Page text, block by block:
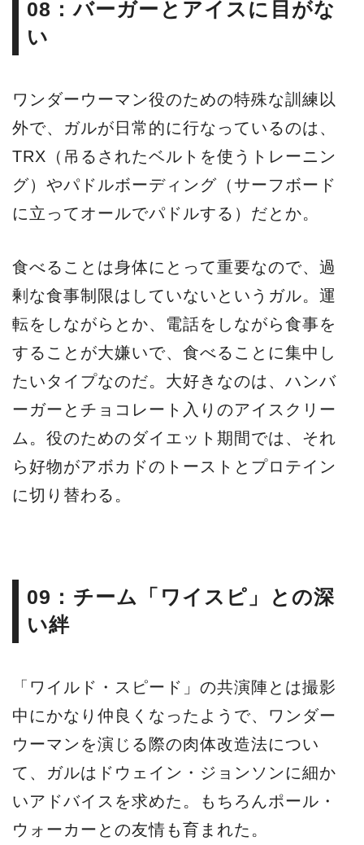
08：バーガーとアイスに目がな
い
ワンダーウーマン役のための特殊な訓練以
外で、ガルが日常的に行なっているのは、
TRX（吊るされたベルトを使うトレーニン
グ）やパドルボーディング（サーフボード
に立ってオールでパドルする）だとか。
食べることは身体にとって重要なので、過
剰な食事制限はしていないというガル。運
転をしながらとか、電話をしながら食事を
することが大嫌いで、食べることに集中し
たいタイプなのだ。大好きなのは、ハンバ
ーガーとチョコレート入りのアイスクリー
ム。役のためのダイエット期間では、それ
ら好物がアボカドのトーストとプロテイン
に切り替わる。
09：チーム「ワイスピ」との深
い絆
「ワイルド・スピード」の共演陣とは撮影
中にかなり仲良くなったようで、ワンダー
ウーマンを演じる際の肉体改造法につい
て、ガルはドウェイン・ジョンソンに細か
いアドバイスを求めた。もちろんポール・
ウォーカーとの友情も育まれた。